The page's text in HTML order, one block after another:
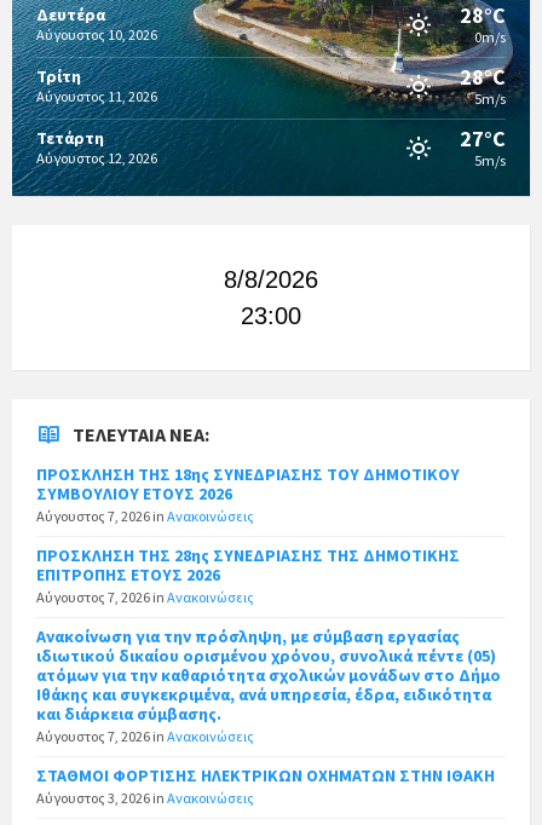
Δευτέρα
Αύγουστος 10, 2026
28°C
0m/s
Τρίτη
Αύγουστος 11, 2026
28°C
5m/s
Τετάρτη
Αύγουστος 12, 2026
27°C
5m/s
8/8/2026
23:00
ΤΕΛΕΥΤΑΊΑ ΝΈΑ:
ΠΡΟΣΚΛΗΣΗ ΤΗΣ 18ης ΣΥΝΕΔΡΙΑΣΗΣ ΤΟΥ ΔΗΜΟΤΙΚΟΥ
ΣΥΜΒΟΥΛΙΟΥ ΕΤΟΥΣ 2026
Αύγουστος 7, 2026 in Ανακοινώσεις
ΠΡΟΣΚΛΗΣΗ ΤΗΣ 28ης ΣΥΝΕΔΡΙΑΣΗΣ ΤΗΣ ΔΗΜΟΤΙΚΗΣ
ΕΠΙΤΡΟΠΗΣ ΕΤΟΥΣ 2026
Αύγουστος 7, 2026 in Ανακοινώσεις
Ανακοίνωση για την πρόσληψη, με σύμβαση εργασίας
ιδιωτικού δικαίου ορισμένου χρόνου, συνολικά πέντε (05)
ατόμων για την καθαριότητα σχολικών μονάδων στο Δήμο
Ιθάκης και συγκεκριμένα, ανά υπηρεσία, έδρα, ειδικότητα
και διάρκεια σύμβασης.
Αύγουστος 7, 2026 in Ανακοινώσεις
ΣΤΑΘΜΟΙ ΦΟΡΤΙΣΗΣ ΗΛΕΚΤΡΙΚΩΝ ΟΧΗΜΑΤΩΝ ΣΤΗΝ ΙΘΑΚΗ
Αύγουστος 3, 2026 in Ανακοινώσεις